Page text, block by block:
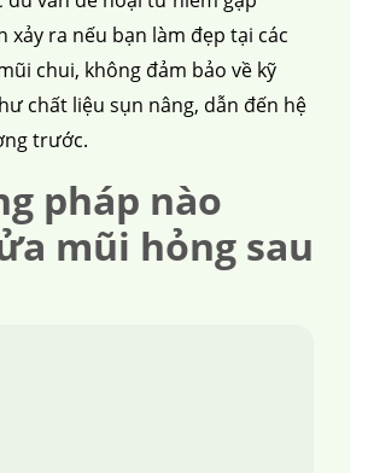
xảy ra nếu bạn làm đẹp tại các
chui, không đảm bảo về kỹ
chất liệu sụn nâng, dẫn đến hệ
trước.
pháp nào
mũi hỏng sau